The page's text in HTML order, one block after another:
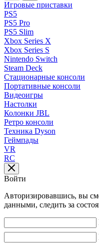
Игровые приставки
PS5
PS5 Pro
PS5 Slim
Xbox Series X
Xbox Series S
Nintendo Switch
Steam Deck
Стационарные консоли
Портативные консоли
Видеоигры
Настолки
Колонки JBL
Ретро консоли
Техника Dyson
Геймпады
VR
RC
Войти
Авторизировавшись, вы
данными, следить за